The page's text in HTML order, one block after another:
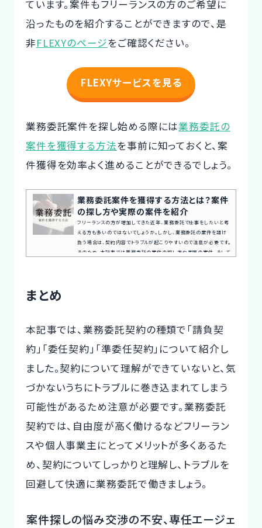
ています。案件もフリーランスの方のご希望に
沿ったものを紹介することができますので、是
非FLEXYのページをご確認ください。
FLEXYサービスを見る
業務委託案件を探し始める際には業務委託の
案件を獲得する方法を事前に知っておくと、案
件獲得を効率よく進めることができるでしょう。
業務委託案件を獲得する方法とは？案件
の探し方や実際の案件を紹介
フリーランスの方が増加してきた近年、業務委託で仕事をしたいと考
える方も多いのではないでしょうか。しかし、業務委託の案件を請け
負う場合は、契約内容でトラブルが起こりやすいので注意が必要です。
そのため、本記事では業務委託の案件の探し方や実際の案件、そして
まとめ
本記事では、業務委託契約の種類で「請負契
約」「委任契約」「準委任契約」について紹介し
ました。契約について理解ができていないと、気
づかないうちにトラブルに巻き込まれてしまう
可能性があるため注意が必要です。業務委託
契約では、自由度が高く働けるなどフリーラン
スや個人事業主にとってメリットが多くあるた
め、契約についてしっかりと理解し、トラブルを
回避して快適に業務委託で働きましょう。
案件探しの悩み交渉の不安、専任エージェ